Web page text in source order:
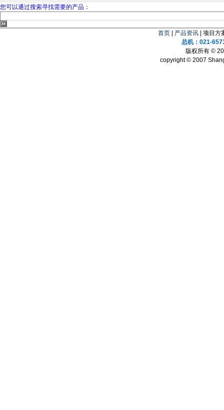
您可以通过搜索寻找需要的产品：
首页 产品资讯 | 项目方
总机：021-
版权所有 ©
copyright © 2007